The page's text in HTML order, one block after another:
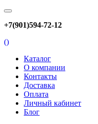
+7(901)594-72-12
()
Каталог
О компании
Контакты
Доставка
Оплата
Личный кабинет
Блог